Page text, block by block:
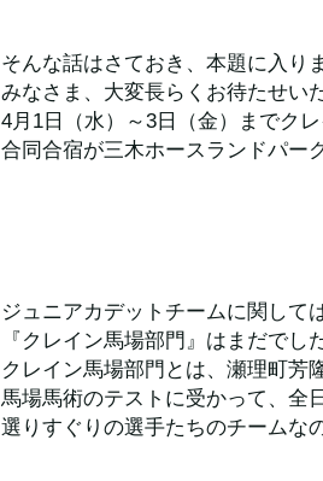
そんな話はさておき、本題に入り
みなさま、大変長らくお待たせい
4月1日（水）～3日（金）までク
合同合宿が三木ホースランドパー
ジュニアカデットチームに関して
『クレイン馬場部門』はまだでし
クレイン馬場部門とは、瀬理町芳
馬場馬術のテストに受かって、全
選りすぐりの選手たちのチームな